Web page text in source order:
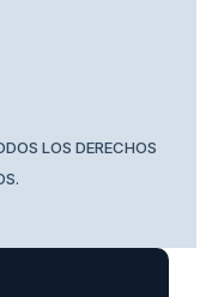
LOS DERECHOS